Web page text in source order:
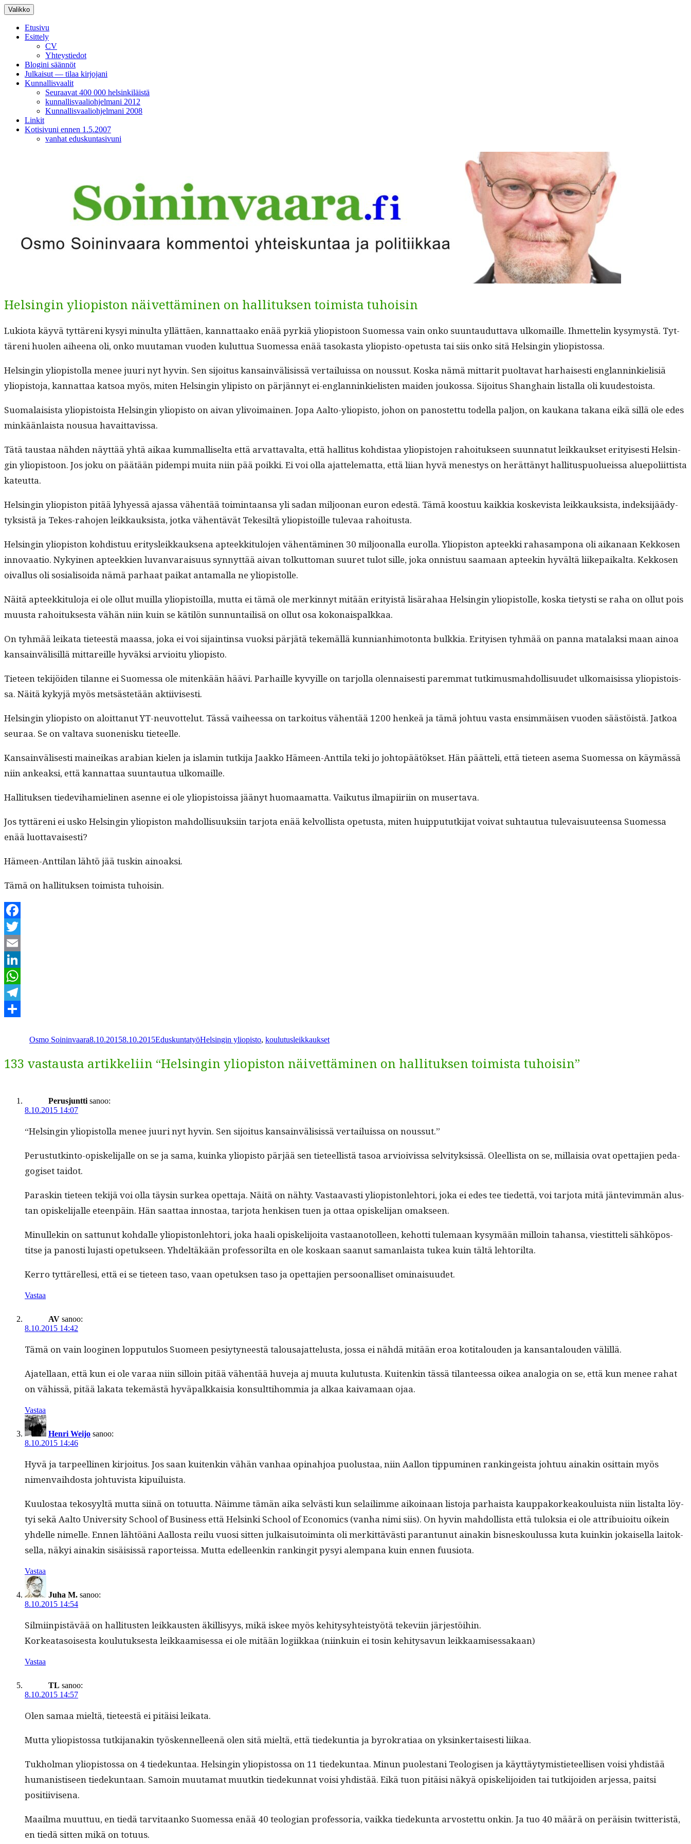
Siirry
sisältöön
Valikko
Etusivu
Esittely
CV
Yhteystiedot
Blogini säännöt
Julkaisut — tilaa kirjojani
Kunnallisvaalit
Seuraavat 400 000 helsinkiläistä
kunnallisvaaliohjelmani 2012
Kunnallisvaaliohjelmani 2008
Linkit
Kotisivuni ennen 1.5.2007
vanhat eduskuntasivuni
Helsingin yliopiston näivettäminen on hallituksen toimista tuhoisin
Lukio­ta käyvä tyt­täreni kysyi min­ul­ta yllät­täen, kan­nat­taako enää pyrk­iä yliopis­toon Suomes­sa vain onko suun­taudut­ta­va ulko­maille. Ihmettelin kysymys­tä. Tyt­
täreni huolen aiheena oli, onko muu­ta­man vuo­den kulut­tua Suomes­sa enää tasokas­ta yliopis­to-ope­tus­ta tai siis onko sitä Helsin­gin yliopistossa.
Helsin­gin yliopis­tol­la menee juuri nyt hyvin. Sen sijoi­tus kan­sain­väli­sis­sä ver­tailuis­sa on nous­sut. Kos­ka nämä mit­tar­it puolta­vat harhais­es­ti englan­ninkielisiä
yliopis­to­ja, kan­nat­taa kat­soa myös, miten Helsin­gin ylip­is­to on pär­jän­nyt ei-englan­ninkielis­ten maid­en joukos­sa. Sijoi­tus Shang­hain listal­la oli kuudestoista.
Suo­ma­lai­sista yliopis­toista Helsin­gin yliopis­to on aivan ylivoimainen. Jopa Aal­to-yliopis­to, johon on panos­tet­tu todel­la paljon, on kaukana takana eikä sil­lä ole edes
minkään­laista nousua havaittavissa.
Tätä taus­taa näh­den näyt­tää yhtä aikaa kum­malliselta että arvat­taval­ta, että hal­li­tus kohdis­taa yliopis­to­jen rahoituk­seen suun­natut leikkauk­set eri­tyis­es­ti Helsin­
gin yliopis­toon. Jos joku on päätään pidem­pi mui­ta niin pää poik­ki. Ei voi olla ajat­telemat­ta, että liian hyvä men­estys on herät­tänyt hal­li­tus­puolueis­sa alue­poli­it­tista
kateutta.
Helsin­gin yliopis­ton pitää lyhyessä ajas­sa vähen­tää toim­intaansa yli sadan miljoo­nan euron edestä. Tämä koos­t­uu kaikkia koske­vista leikkauk­sista, indek­si­jäädy­
tyk­sistä ja Tekes-raho­jen leikkauk­sista, jot­ka vähen­tävät Teke­siltä yliopis­toille tule­vaa rahoitusta.
Helsin­gin yliopis­ton kohdis­tuu eri­tysleikkauk­se­na apteekki­t­u­lo­jen vähen­tämi­nen 30 miljoon­al­la eurol­la. Yliopis­ton apteek­ki rahasam­pona oli aikanaan Kekkosen
inno­vaa­tio. Nykyi­nen apteekkien luvan­varaisu­us syn­nyt­tää aivan tolkut­toman suuret tulot sille, joka onnis­tuu saa­maan apteekin hyvältä liike­paikalta. Kekkosen
oival­lus oli sosial­isoi­da nämä parhaat paikat anta­mal­la ne yliopistolle.
Näitä apteekki­t­u­lo­ja ei ole ollut muil­la yliopis­toil­la, mut­ta ei tämä ole merkin­nyt mitään eri­ty­istä lisära­haa Helsin­gin yliopis­tolle, kos­ka tietysti se raha on ollut pois
muus­ta rahoituk­ses­ta vähän niin kuin se kätilön sun­nun­tail­isä on ollut osa kokonaispalkkaa.
On tyh­mää leika­ta tieteestä maas­sa, joka ei voi sijaintin­sa vuok­si pär­jätä tekemäl­lä kun­ni­an­hi­mo­ton­ta bulkkia. Eri­tyisen tyh­mää on pan­na mata­lak­si maan ain­oa
kan­sain­välisil­lä mittareille hyväk­si arvioitu yliopisto.
Tieteen tek­i­jöi­den tilanne ei Suomes­sa ole mitenkään häävi. Parhaille kyvy­ille on tar­jol­la olen­nais­es­ti parem­mat tutkimus­mah­dol­lisu­udet ulko­mai­sis­sa yliopis­tois­
sa. Näitä kykyjä myös met­sästetään aktiivisesti.
Helsin­gin yliopis­to on aloit­tanut YT-neu­vot­te­lut. Tässä vai­heessa on tarkoi­tus vähen­tää 1200 henkeä ja tämä johtuu vas­ta ensim­mäisen vuo­den säästöistä. Jatkoa
seu­raa. Se on val­ta­va suo­nenisku tieteelle.
Kan­sain­välis­es­ti maineikas ara­bi­an kie­len ja islamin tutk­i­ja Jaakko Hämeen-Antti­la teki jo johtopäätök­set. Hän päät­teli, että tieteen ase­ma Suomes­sa on käymässä
niin ankeak­si, että kan­nat­taa suun­tau­tua ulkomaille.
Hal­li­tuk­sen tiede­vi­hamieli­nen asenne ei ole yliopis­tois­sa jäänyt huo­maa­mat­ta. Vaiku­tus ilmapi­iri­in on musertava.
Jos tyt­täreni ei usko Helsin­gin yliopis­ton mah­dol­lisuuk­si­in tar­jo­ta enää kelvol­lista ope­tus­ta, miten huip­pututk­i­jat voivat suh­tau­tua tule­vaisu­u­teen­sa Suomes­sa
enää luottavaisesti?
Hämeen-Antti­lan lähtö jää tuskin ainoaksi.
Tämä on hal­li­tuk­sen toimista tuhoisin.
Facebook
Twitter
Email
LinkedIn
WhatsApp
Telegram
Osmo Soininvaara8.10.20158.10.2015EduskuntatyöHelsingin yliopisto, koulutusleikkaukset
133 vastausta artikkeliin “Helsingin yliopiston näivettäminen on hallituksen toimista tuhoisin”
Perusjuntti sanoo:
8.10.2015 14:07
“Helsin­gin yliopis­tol­la menee juuri nyt hyvin. Sen sijoi­tus kan­sain­väli­sis­sä ver­tailuis­sa on noussut.”
Perus­tutk­in­to-opiske­li­jalle on se ja sama, kuin­ka yliopis­to pär­jää sen tieteel­listä tasoa arvioivis­sa selvi­tyk­sis­sä. Oleel­lista on se, mil­laisia ovat opet­ta­jien ped­a­
gogiset taidot.
Paraskin tieteen tek­i­jä voi olla täysin surkea opet­ta­ja. Näitä on nähty. Vas­taavasti yliopis­ton­le­htori, joka ei edes tee tiedet­tä, voi tar­jo­ta mitä jän­te­vim­män alus­
tan opiske­li­jalle eteen­päin. Hän saat­taa innos­taa, tar­jo­ta henkisen tuen ja ottaa opiske­li­jan omakseen.
Min­ullekin on sat­tunut kohdalle yliopis­ton­le­htori, joka haali opiske­li­joi­ta vas­taan­otolleen, kehot­ti tule­maan kysymään mil­loin tahansa, viestit­teli sähkö­pos­
titse ja panos­ti lujasti opetuk­seen. Yhdeltäkään pro­fes­so­ril­ta en ole koskaan saanut saman­laista tukea kuin tältä lehtorilta.
Ker­ro tyt­tärelle­si, että ei se tieteen taso, vaan opetuk­sen taso ja opet­ta­jien per­soon­al­liset ominaisuudet.
Vastaa
AV sanoo:
8.10.2015 14:42
Tämä on vain loogi­nen lop­putu­los Suomeen pesiy­tyneestä talousa­jat­telus­ta, jos­sa ei nähdä mitään eroa koti­talouden ja kansan­talouden välillä.
Ajatel­laan, että kun ei ole varaa niin sil­loin pitää vähen­tää huve­ja aj muu­ta kulu­tus­ta. Kuitenkin tässä tilanteessa oikea analo­gia on se, että kun menee rahat
on vähissä, pitää laka­ta tekemästä hyvä­palkkaisia kon­sult­ti­hom­mia ja alkaa kaiva­maan ojaa.
Vastaa
Henri Weijo sanoo:
8.10.2015 14:46
Hyvä ja tarpeelli­nen kir­joi­tus. Jos saan kuitenkin vähän van­haa opinahjoa puo­lus­taa, niin Aal­lon tip­pumi­nen rankingeista johtuu ainakin osit­tain myös
nimen­vai­h­dos­ta johtu­vista kipuiluista.
Kuu­lostaa tekosyyltä mut­ta siinä on totu­ut­ta. Näimme tämän aika selvästi kun selail­imme aikoinaan lis­to­ja parhaista kaup­pako­rkeak­ouluista niin listal­ta löy­
tyi sekä Aal­to Uni­ver­si­ty School of Busi­ness että Helsin­ki School of Eco­nom­ics (van­ha nimi siis). On hyvin mah­dol­lista että tulok­sia ei ole attribuioitu oikein
yhdelle nimelle. Ennen lähtöäni Aal­losta reilu vuosi sit­ten julka­isu­toim­inta oli merkit­tävästi paran­tunut ainakin bis­nesk­oulus­sa kuta kuinkin jokaisel­la laitok­
sel­la, näkyi ainakin sisäi­sis­sä raporteis­sa. Mut­ta edelleenkin rankin­git pysyi alem­pana kuin ennen fuusiota.
Vastaa
Juha M. sanoo:
8.10.2015 14:54
Silmi­in­pistävää on hal­li­tusten leikkausten äkil­lisyys, mikä iskee myös kehi­tysy­hteistyötä teke­vi­in järjestöihin.
Korkeata­sois­es­ta koulu­tuk­ses­ta leikkaamises­sa ei ole mitään logi­ikkaa (niinkuin ei tosin kehi­tysavun leikkaamisessakaan)
Vastaa
TL sanoo:
8.10.2015 14:57
Olen samaa mieltä, tieteestä ei pitäisi leikata.
Mut­ta yliopis­tossa tutk­i­janakin työsken­nelleenä olen sitä mieltä, että tiedekun­tia ja byrokra­ti­aa on yksinker­tais­es­ti liikaa.
Tukhol­man yliopis­tossa on 4 tiedekun­taa. Helsin­gin yliopis­tossa on 11 tiedekun­taa. Min­un puolestani Teol­o­gisen ja käyt­täy­tymisti­eteel­lisen voisi yhdis­tää
human­is­tiseen tiedekun­taan. Samoin muu­ta­mat muutkin tiedekun­nat voisi yhdis­tää. Eikä tuon pitäisi näkyä opiske­li­joiden tai tutk­i­joiden arjes­sa, pait­si
positiivisena.
Maail­ma muut­tuu, en tiedä tarvi­taanko Suomes­sa enää 40 teolo­gian pro­fes­so­ria, vaik­ka tiedekun­ta arvostet­tu onkin. Ja tuo 40 määrä on peräisin twit­ter­istä,
en tiedä sit­ten mikä on totuus.